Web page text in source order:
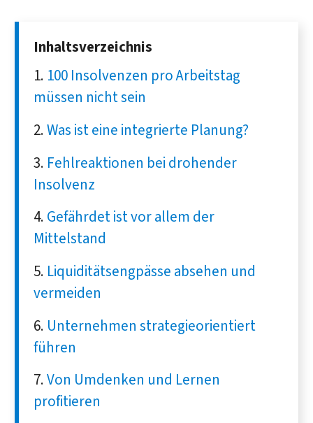
Inhaltsverzeichnis
100 Insolvenzen pro Arbeitstag
müssen nicht sein
Was ist eine integrierte Planung?
Fehlreaktionen bei drohender
Insolvenz
Gefährdet ist vor allem der
Mittelstand
Liquiditätsengpässe absehen und
vermeiden
Unternehmen strategieorientiert
führen
Von Umdenken und Lernen
profitieren